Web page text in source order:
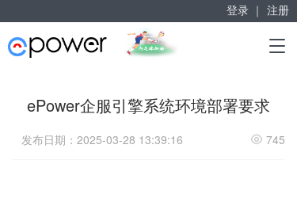
T
n
赋能“大众创业”
掘金万亿企业服务市场！
登录 ｜ 注册
ePower企服引擎系统环境部署要求
发布日期：2025-03-28 13:39:16 745